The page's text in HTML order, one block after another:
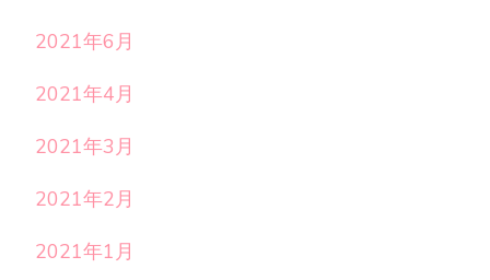
2021年6月
2021年4月
2021年3月
2021年2月
2021年1月